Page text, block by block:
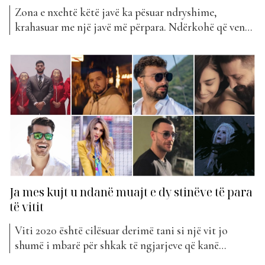
Zona e nxehtë këtë javë ka pësuar ndryshime,
krahasuar me një javë më përpara. Ndërkohë që vendi
kjo javë ka sjellë në vendin e parë bashkëpunimin e
Alban Skënderaj dhe Elgit Doda, “Parajsa ime”, duke
e rikthyer Albanin në krye...
Ja mes kujt u ndanë muajt e dy stinëve të para
të vitit
Viti 2020 është cilësuar derimë tani si një vit jo
shumë i mbarë për shkak të ngjarjeve që kanë